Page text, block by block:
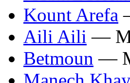
Kount Arefa
Aili Aili —
Betmoun —